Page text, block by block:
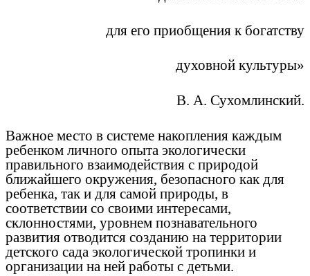
для его приобщения к богатству
духовной культуры»
В. А. Сухомлинский.
Важное место в системе накопления каждым
ребенком личного опыта экологически
правильного взаимодействия с природой
ближайшего окружения, безопасного как для
ребенка, так и для самой природы, в
соответствии со своими интересами,
склонностями, уровнем познавательного
развития отводится созданию на территории
детского сада экологической тропинки и
организации на ней работы с детьми.